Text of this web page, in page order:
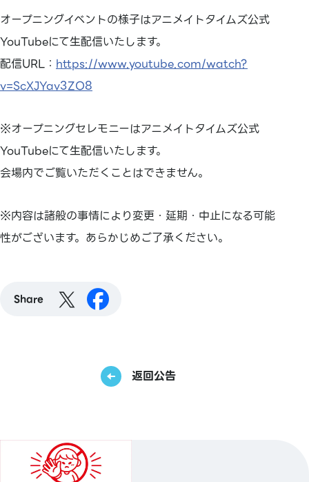
オープニングイベントの様子はアニメイトタイムズ公式
YouTubeにて生配信いたします。
配信URL： https://www.youtube.com/watch?
v=ScXJYav3ZO8
※オープニングセレモニーはアニメイトタイムズ公式
YouTubeにて生配信いたします。
会場内でご覧いただくことはできません。
※内容は諸般の事情により変更・延期・中止になる可能
性がございます。あらかじめご了承ください。
Share
返回公告